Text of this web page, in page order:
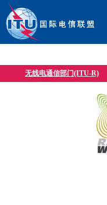
无线电通信部门(ITU-R)